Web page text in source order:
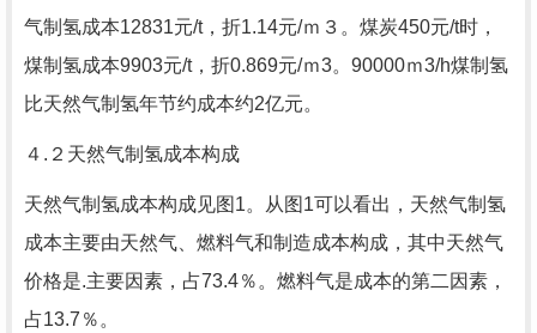
气制氢成本12831元/t，折1.14元/ｍ３。煤炭450元/t时，
煤制氢成本9903元/t，折0.869元/ｍ3。90000ｍ3/h煤制氢
比天然气制氢年节约成本约2亿元。
４.２天然气制氢成本构成
天然气制氢成本构成见图1。从图1可以看出，天然气制氢
成本主要由天然气、燃料气和制造成本构成，其中天然气
价格是.主要因素，占73.4％。燃料气是成本的第二因素，
占13.7％。